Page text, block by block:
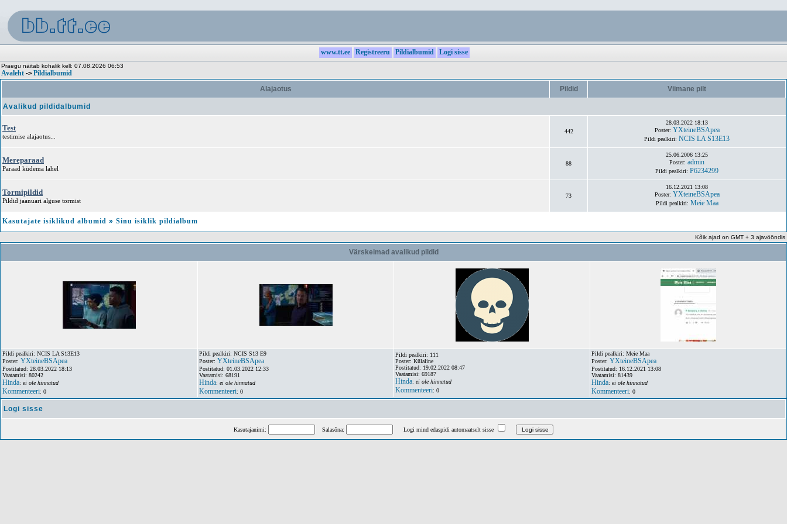
www.tt.ee Registreeru Pildialbumid Logi sisse
Praegu näitab kohalik kell: 07.08.2026 06:53
Avaleht -> Pildialbumid
Alajaotus
Pildid Viimane pilt
Avalikud pildidalbumid
Test
testimise alajaotus...
442
28.03.2022 18:13
Poster: YXteineBSApea
Pildi pealkiri: NCIS LA S13E13
Mereparaad
Paraad küdema lahel
88
25.06.2006 13:25
Poster: admin
Pildi pealkiri: P6234299
Tormipildid
Pildid jaanuari alguse tormist
73
16.12.2021 13:08
Poster: YXteineBSApea
Pildi pealkiri: Meie Maa
Kasutajate isiklikud albumid » Sinu isiklik pildialbum
Kõik ajad on GMT + 3 ajavööndis
Värskeimad avalikud pildid
Pildi pealkiri: NCIS LA S13E13
Poster: YXteineBSApea
Postitatud: 28.03.2022 18:13
Vaatamisi: 80242
Hinda: ei ole hinnatud
Kommenteeri: 0
Pildi pealkiri: NCIS S13 E9
Poster: YXteineBSApea
Postitatud: 01.03.2022 12:33
Vaatamisi: 68191
Hinda: ei ole hinnatud
Kommenteeri: 0
Pildi pealkiri: 111
Poster: Külaline
Postitatud: 19.02.2022 08:47
Vaatamisi: 69187
Hinda: ei ole hinnatud
Kommenteeri: 0
Pildi pealkiri: Meie Maa
Poster: YXteineBSApea
Postitatud: 16.12.2021 13:08
Vaatamisi: 81439
Hinda: ei ole hinnatud
Kommenteeri: 0
Logi sisse
Kasutajanimi: Salasõna: Logi mind edaspidi automaatselt sisse